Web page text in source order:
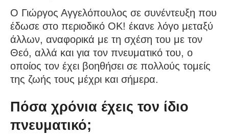
O Γιώργος Αγγελόπουλος σε συνέντευξη που
έδωσε στο περιοδικό ΟΚ! έκανε λόγο μεταξύ
άλλων, αναφορικά με τη σχέση του με τον
Θεό, αλλά και για τον πνευματικό του, ο
οποίος τον έχει βοηθήσει σε πολλούς τομείς
της ζωής τους μέχρι και σήμερα.
Πόσα χρόνια έχεις τον ίδιο
πνευματικό;